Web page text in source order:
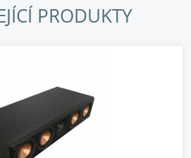
HYBRIDNÍ TRACTRIX® HORN
a zvyšuje detaily při
frekvencí směrem k oblasti
PRODUKTY